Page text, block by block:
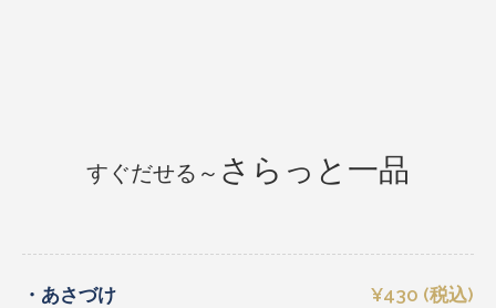
すぐだせる～ さらっと一品
・あさづけ ¥430 (税込)